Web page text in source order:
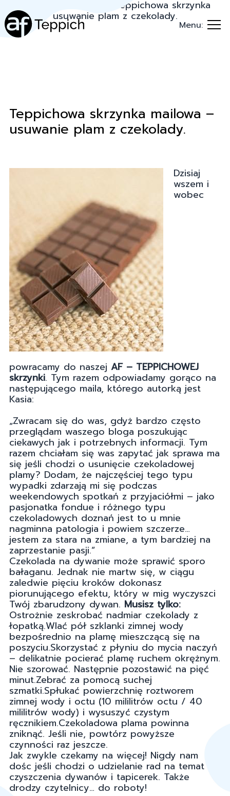
Menu:
Teppichowa skrzynka
mailowa – usuwanie plam z czekolady.
Teppichowa skrzynka mailowa –
usuwanie plam z czekolady.
Dzisiaj
wszem i
wobec
powracamy do naszej AF – TEPPICHOWEJ
skrzynki. Tym razem odpowiadamy gorąco na
następującego maila, którego autorką jest
Kasia:
„Zwracam się do was, gdyż bardzo często
przeglądam waszego bloga poszukując
ciekawych jak i potrzebnych informacji. Tym
razem chciałam się was zapytać jak sprawa ma
się jeśli chodzi o usunięcie czekoladowej
plamy? Dodam, że najczęściej tego typu
wypadki zdarzają mi się podczas
weekendowych spotkań z przyjaciółmi – jako
pasjonatka fondue i różnego typu
czekoladowych doznań jest to u mnie
nagminna patologia i powiem szczerze…
jestem za stara na zmiane, a tym bardziej na
zaprzestanie pasji.”
Czekolada na dywanie może sprawić sporo
bałaganu. Jednak nie martw się, w ciągu
zaledwie pięciu kroków dokonasz
piorunującego efektu, który w mig wyczyszci
Twój zbarudzony dywan. Musisz tylko:
Ostrożnie zeskrobać nadmiar czekolady z
łopatką.Wlać pół szklanki zimnej wody
bezpośrednio na plamę mieszczącą się na
poszyciu.Skorzystać z płyniu do mycia naczyń
– delikatnie pocierać plamę ruchem okrężnym.
Nie szorować. Następnie pozostawić na pięć
minut.Zebrać za pomocą suchej
szmatki.Spłukać powierzchnię roztworem
zimnej wody i octu (10 mililitrów octu / 40
mililitrów wody) i wysuszyć czystym
ręcznikiem.Czekoladowa plama powinna
zniknąć. Jeśli nie, powtórz powyższe
czynności raz jeszcze.
Jak zwykle czekamy na więcej! Nigdy nam
dośc jeśli chodzi o udzielanie rad na temat
czyszczenia dywanów i tapicerek. Także
drodzy czytelnicy… do roboty!